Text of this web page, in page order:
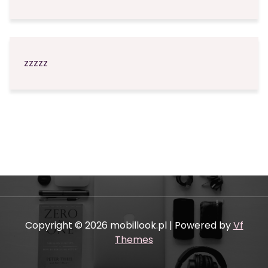
zzzzz
Copyright © 2026 mobillook.pl | Powered byVf
Themes